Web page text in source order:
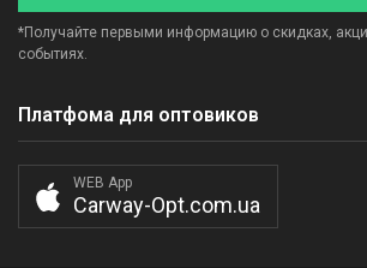
*Получайте первыми информацию о скидках,
событиях.
Платфома для оптовиков
WEB App
Carway-Opt.com.ua